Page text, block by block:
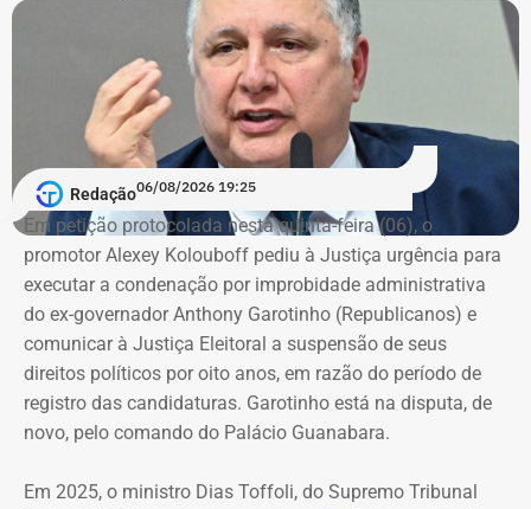
Redação06/08/2026 19:25
Em petição protocolada nesta quinta-feira (06), o
promotor Alexey Kolouboff pediu à Justiça urgência para
executar a condenação por improbidade administrativa
do ex-governador Anthony Garotinho (Republicanos) e
comunicar à Justiça Eleitoral a suspensão de seus
direitos políticos por oito anos, em razão do período de
registro das candidaturas. Garotinho está na disputa, de
novo, pelo comando do Palácio Guanabara.
Em 2025, o ministro Dias Toffoli, do Supremo Tribunal